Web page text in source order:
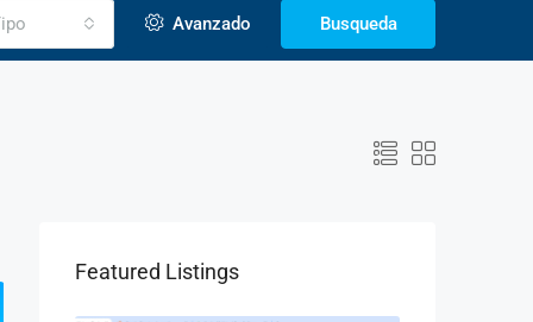
Avanzado Busqueda
Featured Listings